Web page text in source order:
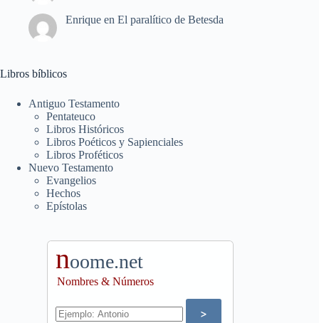
Enrique en El paralítico de Betesda
Libros bíblicos
Antiguo Testamento
Pentateuco
Libros Históricos
Libros Poéticos y Sapienciales
Libros Proféticos
Nuevo Testamento
Evangelios
Hechos
Epístolas
noome.net
Nombres & Números